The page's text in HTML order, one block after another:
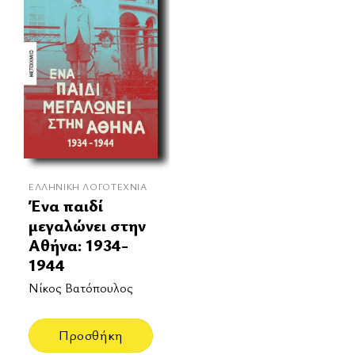
ΕΛΛΗΝΙΚΉ ΛΟΓΟΤΕΧΝΊΑ
Ένα παιδί
μεγαλώνει στην
Αθήνα: 1934-
1944
Νίκος Βατόπουλος
Προσθήκη